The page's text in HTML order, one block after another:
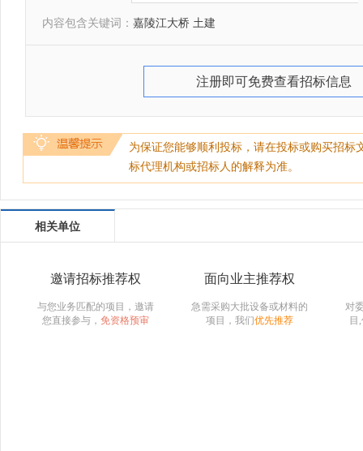
内容包含关键词： 嘉陵江大桥 土建
注册即可免费查看招标信息
为保证您能够顺利投标，请在投标或购买招
标代理机构或招标人的解释为准。
相关单位
邀请招标推荐权
与您业务匹配的项目，邀请
您直接参与， 免资格预审
面向业主推荐权
急需采购大批设备或材料的
项目，我们优先推荐
对
目